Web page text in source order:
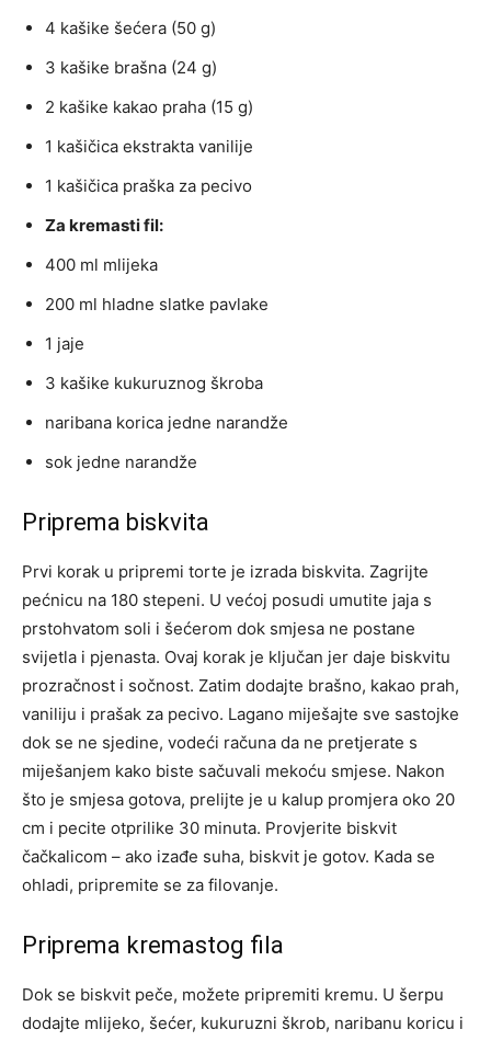
4 kašike šećera (50 g)
3 kašike brašna (24 g)
2 kašike kakao praha (15 g)
1 kašičica ekstrakta vanilije
1 kašičica praška za pecivo
Za kremasti fil:
400 ml mlijeka
200 ml hladne slatke pavlake
1 jaje
3 kašike kukuruznog škroba
naribana korica jedne narandže
sok jedne narandže
Priprema biskvita
Prvi korak u pripremi torte je izrada biskvita. Zagrijte
pećnicu na 180 stepeni. U većoj posudi umutite jaja s
prstohvatom soli i šećerom dok smjesa ne postane
svijetla i pjenasta. Ovaj korak je ključan jer daje biskvitu
prozračnost i sočnost. Zatim dodajte brašno, kakao prah,
vaniliju i prašak za pecivo. Lagano miješajte sve sastojke
dok se ne sjedine, vodeći računa da ne pretjerate s
miješanjem kako biste sačuvali mekoću smjese. Nakon
što je smjesa gotova, prelijte je u kalup promjera oko 20
cm i pecite otprilike 30 minuta. Provjerite biskvit
čačkalicom – ako izađe suha, biskvit je gotov. Kada se
ohladi, pripremite se za filovanje.
Priprema kremastog fila
Dok se biskvit peče, možete pripremiti kremu. U šerpu
dodajte mlijeko, šećer, kukuruzni škrob, naribanu koricu i